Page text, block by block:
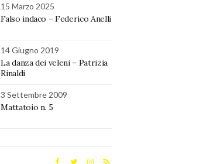
15 Marzo 2025
Falso indaco – Federico Anelli
14 Giugno 2019
La danza dei veleni – Patrizia
Rinaldi
3 Settembre 2009
Mattatoio n. 5